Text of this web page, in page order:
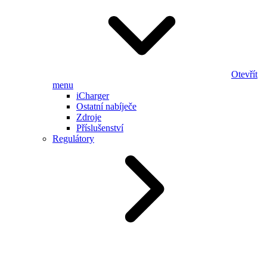
Otevřít
menu
iCharger
Ostatní nabíječe
Zdroje
Příslušenství
Regulátory